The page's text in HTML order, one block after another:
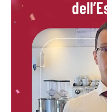
celebrazione
italiano